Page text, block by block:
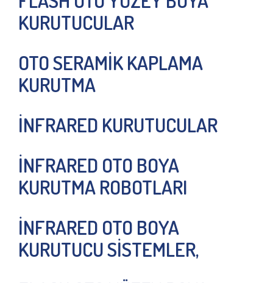
KURUTUCULAR
OTO SERAMİK KAPLAMA
KURUTMA
İNFRARED KURUTUCULAR
İNFRARED OTO BOYA
KURUTMA ROBOTLARI
İNFRARED OTO BOYA
KURUTUCU SİSTEMLER,